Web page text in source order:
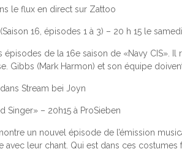
le flux en direct sur Zattoo
16, épisodes 1 à 3) – 20 h 15 le samedi
épisodes de la 16e saison de «Navy CIS».
Gibbs (Mark Harmon) et son équipe
Stream bei Joyn
Singer» – 20h15 à ProSieben
un nouvel épisode de l’émission
avec leur chant. Qui est dans ces costumes